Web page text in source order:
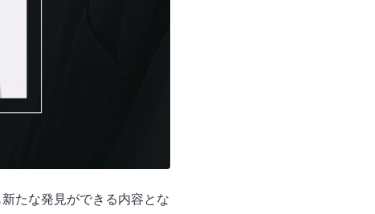
たな発見ができる内容とな